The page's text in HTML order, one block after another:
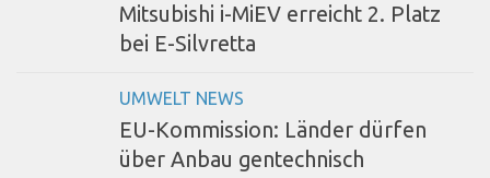
Mitsubishi i-MiEV erreicht 2. Platz
bei E-Silvretta
UMWELT NEWS
EU-Kommission: Länder dürfen
über Anbau gentechnisch